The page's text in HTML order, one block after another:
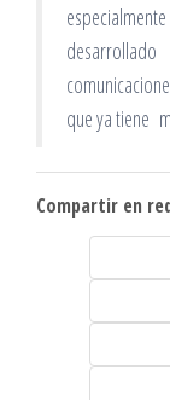
que ya tiene
Compartir en